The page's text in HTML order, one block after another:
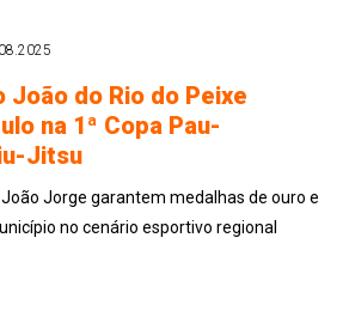
João do Rio do Peixe
na 1ª Copa Pau-
Jitsu
Jorge garantem medalhas de ouro e
no cenário esportivo regional